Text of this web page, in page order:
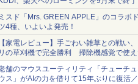
スド「Mrs. GREEN APPLE」のコラボ
4種、いよいよ発売！
家電レビュー】手ごわい雑草との戦い、
の草刈機で完全勝利 掃除機感覚で使え
舗のマウスユーティリティ「チューチ
ス」がAIの力を借りて15年ぶりに復活